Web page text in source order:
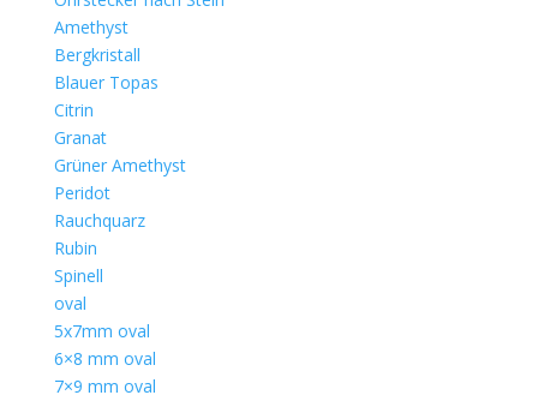
Amethyst
Bergkristall
Blauer Topas
Citrin
Granat
Grüner Amethyst
Peridot
Rauchquarz
Rubin
Spinell
oval
5x7mm oval
6×8 mm oval
7×9 mm oval